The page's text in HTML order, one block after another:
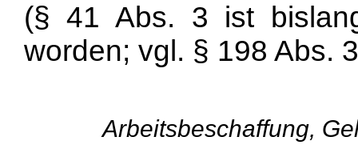
(§ 41 Abs. 3 ist
worden; vgl. § 198 Abs.
Arbeitsbeschaffung,